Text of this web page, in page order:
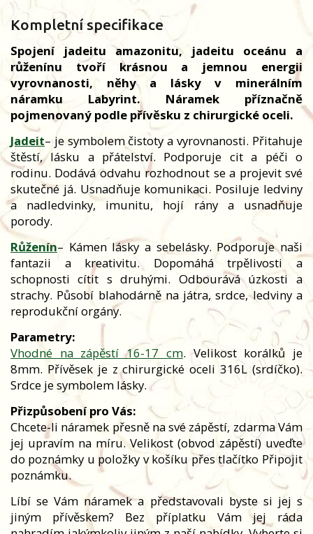
Kompletní specifikace
Spojení jadeitu amazonitu, jadeitu oceánu a
růženínu tvoří krásnou a jemnou energii
vyrovnanosti, něhy a lásky v minerálním
náramku Labyrint. Náramek příznačně
pojmenovaný podle přívěsku z chirurgické oceli.
Jadeit– je symbolem čistoty a vyrovnanosti. Přitahuje
štěstí, lásku a přátelství. Podporuje cit a péči o
rodinu. Dodává odvahu rozhodnout se a projevit své
skutečné já. Usnadňuje komunikaci. Posiluje ledviny
a nadledvinky, imunitu, hojí rány a usnadňuje
porody.
Růženín– Kámen lásky a sebelásky. Podporuje naši
fantazii a kreativitu. Dopomáhá trpělivosti a
schopnosti cítit s druhými. Odbourává úzkosti a
strachy. Působí blahodárně na játra, srdce, ledviny a
reprodukční orgány.
Parametry:
Vhodné na zápěstí 16-17 cm. Velikost korálků je
8mm. Přívěsek je z chirurgické oceli 316L (srdíčko).
Srdce je symbolem lásky.
Přizpůsobení pro Vás:
Chcete-li náramek přesně na své zápěstí, zdarma Vám
jej upravím na míru. Velikost (obvod zápěstí) uveďte
do poznámky u položky v košíku přes tlačítko Připojit
poznámku.
Líbí se Vám náramek a představovali byste si jej s
jiným přívěskem? Bez příplatku Vám jej ráda